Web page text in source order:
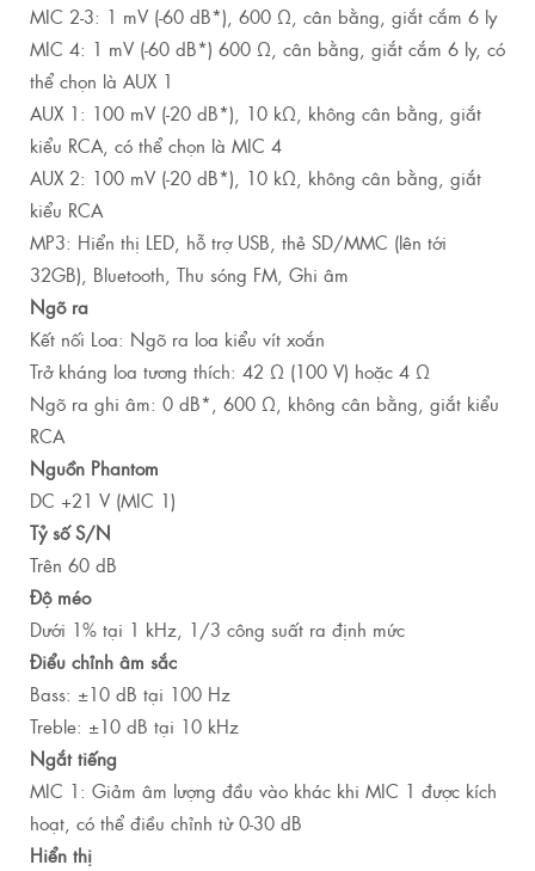
MIC 2-3: 1 mV (-60 dB*), 600 Ω, cân bằng, giắt cắm 6 ly
MIC 4: 1 mV (-60 dB*) 600 Ω, cân bằng, giắt cắm 6 ly, có
thể chọn là AUX 1
AUX 1: 100 mV (-20 dB*), 10 kΩ, không cân bằng, giắt
kiểu RCA, có thể chọn là MIC 4
AUX 2: 100 mV (-20 dB*), 10 kΩ, không cân bằng, giắt
kiểu RCA
MP3: Hiển thị LED, hỗ trợ USB, thẻ SD/MMC (lên tới
32GB), Bluetooth, Thu sóng FM, Ghi âm
Ngõ ra
Kết nối Loa: Ngõ ra loa kiểu vít xoắn
Trở kháng loa tương thích: 42 Ω (100 V) hoặc 4 Ω
Ngõ ra ghi âm: 0 dB*, 600 Ω, không cân bằng, giắt kiểu
RCA
Nguồn Phantom
DC +21 V (MIC 1)
Tỷ số S/N
Trên 60 dB
Độ méo
Dưới 1% tại 1 kHz, 1/3 công suất ra định mức
Điểu chỉnh âm sắc
Bass: ±10 dB tại 100 Hz
Treble: ±10 dB tại 10 kHz
Ngắt tiếng
MIC 1: Giảm âm lượng đầu vào khác khi MIC 1 được kích
hoạt, có thể điều chỉnh từ 0-30 dB
Hiển thị